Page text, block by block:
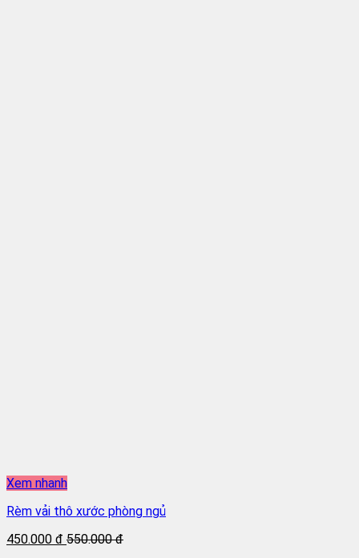
Xem nhanh
Rèm vải thô xước phòng ngủ
450.000 đ 550.000 đ